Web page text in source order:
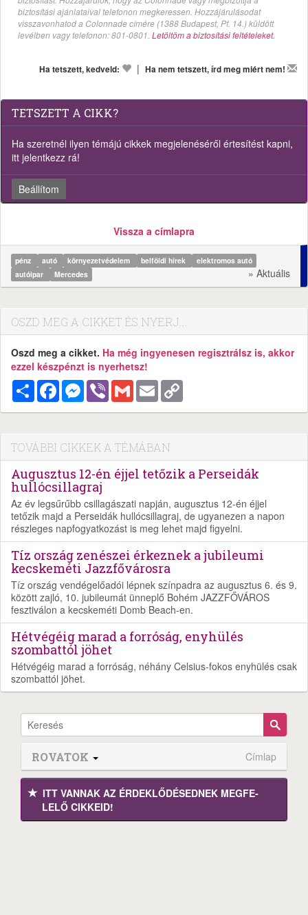
biztosítási ajánlataival telefonon megkeressen. Hozzájárulásodat
visszavonhatod a Colonnade címére (1388 Budapest, Pf. 14.) küldött
levélben vagy telefonon: 801-0801. Letöltöm a biztosítási feltételeket.
Ha tetszett, kedveld: | Ha nem tetszett, írd meg miért nem!
TETSZETT A CIKK?
Ha szeretnél ilyen témájú cikkek megjelenéséről értesítést kapni,
itt jelentkezz rá!
Beállítom
Vissza a címlapra
pénz autó környezetvédelem belföldi hírek
elektromos autó
autóipar
Mercedes » Aktuális
OSZD MEG A CIKKET ÉS NYERJ...
Oszd meg a cikket. Ha még ingyenesen regisztrálsz is, akkor
ezzel készpénzt is nyerhetsz!
MegosztásFacebookMessenger
Viber Gmail Email
TOVÁBBI CIKKEK A TÉMÁBAN
Augusztus 12-én éjjel tetőzik a Perseidák
hullócsillagraj
Az év legsűrűbb csillagászati napján, augusztus 12-én éjjel
tetőzik majd a Perseidák hullócsillagraj, de ugyanezen a napon
részleges napfogyatkozást is meg lehet majd figyelni.
Tíz ország zenészei érkeznek a jubileumi
kecskeméti Jazzfővárosra
Tíz ország vendégelőadói lépnek színpadra az augusztus 6. és 9.
között zajló, 10. jubileumát ünneplő Bohém JAZZFŐVÁROS
fesztiválon a kecskeméti Domb Beach-en.
Hétvégéig marad a forróság, enyhülés
szombattól jöhet
Hétvégéig marad a forróság, néhány Celsius-fokos enyhülés csak
szombattól jöhet.
ROVATOK Címlap
ITT VANNAK AZ ÉRDEK­LŐDÉ­SEDNEK MEGFE­
LELŐ CIKKEID!